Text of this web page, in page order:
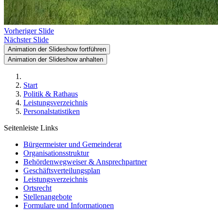
Vorheriger Slide
Nächster Slide
Animation der Slideshow fortführen
Animation der Slideshow anhalten
Start
Politik & Rathaus
Leistungsverzeichnis
Personalstatistiken
Seitenleiste Links
Bürgermeister und Gemeinderat
Organisationsstruktur
Behördenwegweiser & Ansprechpartner
Geschäftsverteilungsplan
Leistungsverzeichnis
Ortsrecht
Stellenangebote
Formulare und Informationen